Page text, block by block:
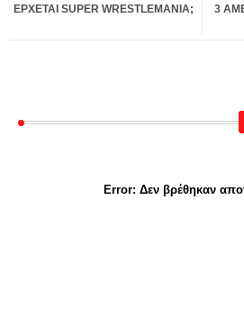
3
ΕΡΧΕΤΑΙ SUPER WRESTLEMANIA;
Error: Δεν βρέθηκαν